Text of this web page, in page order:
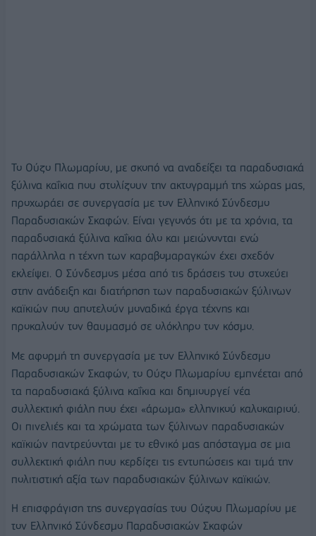
Το Ούζο Πλωμαρίου, με σκοπό να αναδείξει τα παραδοσιακά
ξύλινα καΐκια που στολίζουν την ακτογραμμή της χώρας μας,
προχωράει σε συνεργασία με τον Ελληνικό Σύνδεσμο
Παραδοσιακών Σκαφών. Είναι γεγονός ότι με τα χρόνια, τα
παραδοσιακά ξύλινα καΐκια όλο και μειώνονται ενώ
παράλληλα η τέχνη των καραβομαραγκών έχει σχεδόν
εκλείψει. Ο Σύνδεσμος μέσα από τις δράσεις του στοχεύει
στην ανάδειξη και διατήρηση των παραδοσιακών ξύλινων
καϊκιών που αποτελούν μοναδικά έργα τέχνης και
προκαλούν τον θαυμασμό σε ολόκληρο τον κόσμο.
Με αφορμή τη συνεργασία με τον Ελληνικό Σύνδεσμο
Παραδοσιακών Σκαφών, το Ούζο Πλωμαρίου εμπνέεται από
τα παραδοσιακά ξύλινα καΐκια και δημιουργεί νέα
συλλεκτική φιάλη που έχει «άρωμα» ελληνικού καλοκαιριού.
Οι πινελιές και τα χρώματα των ξύλινων παραδοσιακών
καϊκιών παντρεύονται με το εθνικό μας απόσταγμα σε μια
συλλεκτική φιάλη που κερδίζει τις εντυπώσεις και τιμά την
πολιτιστική αξία των παραδοσιακών ξύλινων καϊκιών.
H επισφράγιση της συνεργασίας του Ούζου Πλωμαρίου με
τον Ελληνικό Σύνδεσμο Παραδοσιακών Σκαφών